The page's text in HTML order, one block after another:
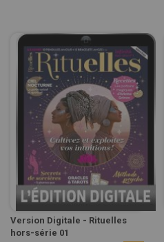
Version Digitale - Rituelles
hors-série 01